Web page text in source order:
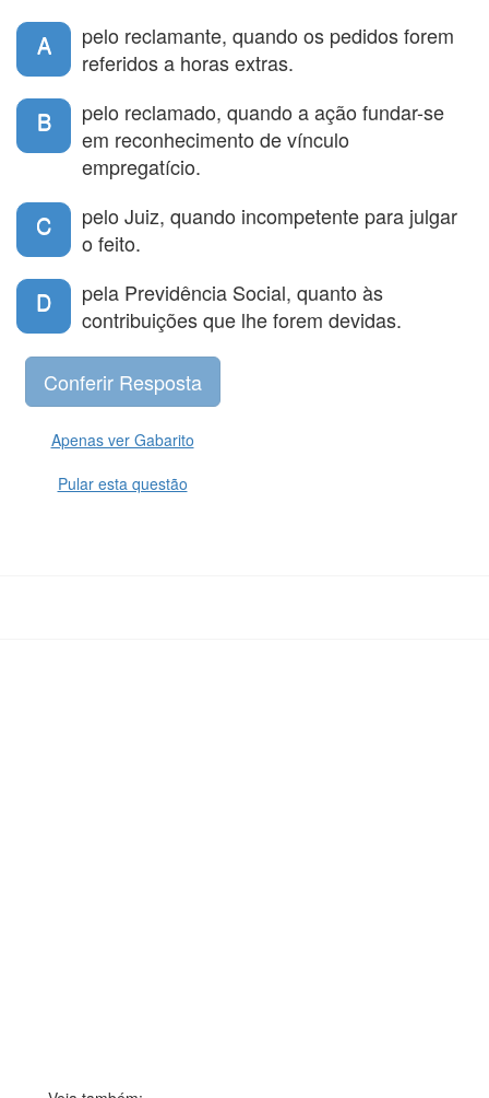
A
pelo reclamante, quando os pedidos forem
referidos a horas extras.
B
pelo reclamado, quando a ação fundar-se
em reconhecimento de vínculo
empregatício.
C
pelo Juiz, quando incompetente para julgar
o feito.
D
pela Previdência Social, quanto às
contribuições que lhe forem devidas.
Apenas ver Gabarito
Pular esta questão